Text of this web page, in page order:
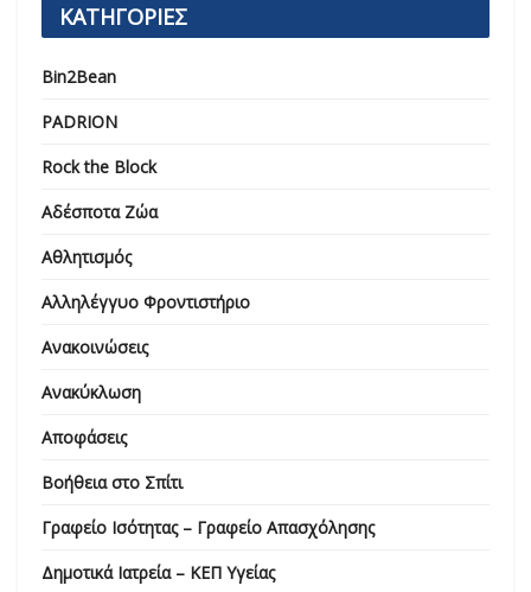
ΚΑΤΗΓΟΡΙΕΣ
Bin2Bean
PADRION
Rock the Block
Αδέσποτα Ζώα
Αθλητισμός
Αλληλέγγυο Φροντιστήριο
Ανακοινώσεις
Ανακύκλωση
Αποφάσεις
Βοήθεια στο Σπίτι
Γραφείο Ισότητας – Γραφείο Απασχόλησης
Δημοτικά Ιατρεία – ΚΕΠ Υγείας